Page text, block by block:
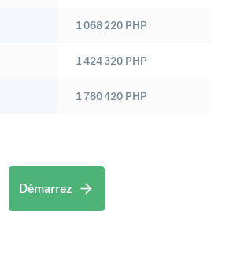
1 068 220 PHP
1 424 320 PHP
1 780 420 PHP
Démarrez